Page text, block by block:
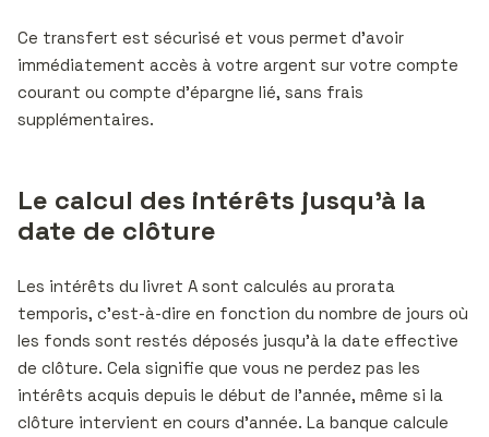
Ce transfert est sécurisé et vous permet d’avoir
immédiatement accès à votre argent sur votre compte
courant ou compte d’épargne lié, sans frais
supplémentaires.
Le calcul des intérêts jusqu’à la
date de clôture
Les intérêts du livret A sont calculés au prorata
temporis, c’est-à-dire en fonction du nombre de jours où
les fonds sont restés déposés jusqu’à la date effective
de clôture. Cela signifie que vous ne perdez pas les
intérêts acquis depuis le début de l’année, même si la
clôture intervient en cours d’année. La banque calcule